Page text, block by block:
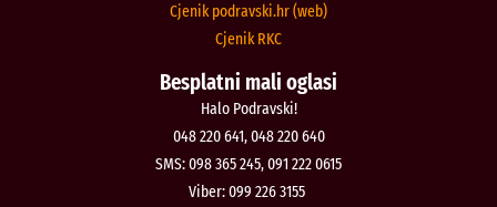
Cjenik podravski.hr (web)
Cjenik RKC
Besplatni mali oglasi
Halo Podravski!
048 220 641, 048 220 640
SMS: 098 365 245, 091 222 0615
Viber: 099 226 3155